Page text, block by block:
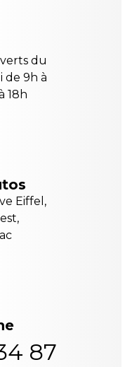
du
de 9h à
18h
Eiffel,
87